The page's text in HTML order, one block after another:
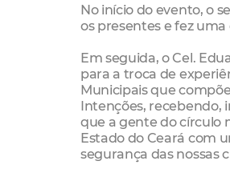
No início do evento, o
os presentes e fez
Em seguida, o Cel.
para a troca de
Municipais que
Intenções, recebendo,
que a gente do círculo
Estado do Ceará com
segurança das nossas